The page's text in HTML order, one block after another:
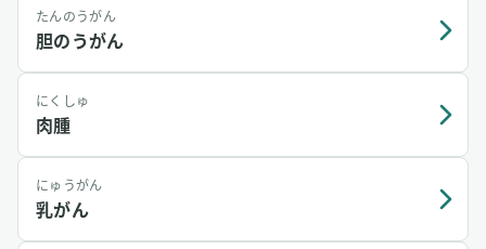
たんのうがん
胆のうがん
にくしゅ
肉腫
にゅうがん
乳がん